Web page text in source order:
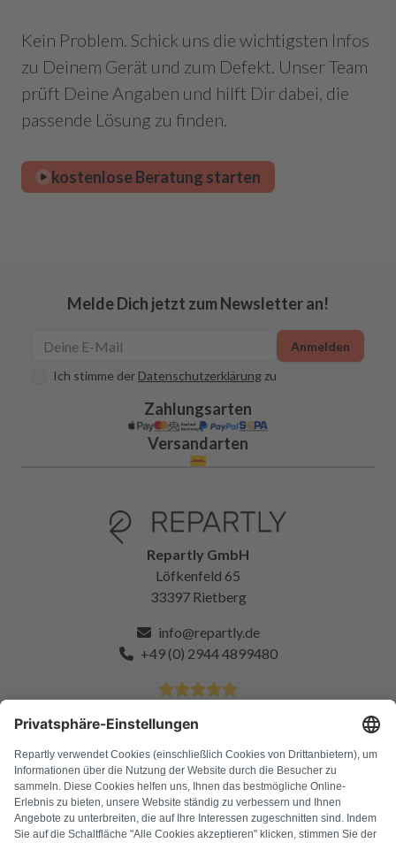
Kein Problem. Schick uns die wichtigsten Infos
zu Deinem Gerät und zum Defekt. Unser Team
prüft Deine Angaben und hilft Dir dabei, die
passende Lösung zu finden.
kostenlose Beratung starten
Melde Dich jetzt zum Newsletter an!
Ich stimme der Datenschutzerklärung zu
Anmelden
Zahlungsarten
Versandarten
Repartly GmbH
Löfkenfeld 65
33397 Rietberg
info@repartly.de
+49 (0) 2944 4899480
FAQ